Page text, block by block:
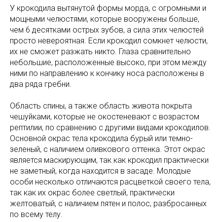
У крокодила вытянутой формы морда, с огромными и
мощными челюстями, которые вооружены больше,
чем 6 десятками острых зубов, а сила этих челюстей
просто невероятная. Если крокодил сомкнет челюсти,
их не сможет разжать никто. Глаза сравнительно
небольшие, расположенные высоко, при этом между
ними по направлению к кончику носа расположены в
два ряда гребни.
Область спины, а также область живота покрыта
чешуйками, которые не окостеневают с возрастом
рептилии, по сравнению с другими видами крокодилов.
Основной окрас тела крокодила бурый или темно-
зеленый, с наличием оливкового оттенка. Этот окрас
является маскирующим, так как крокодил практически
не заметный, когда находится в засаде. Молодые
особи несколько отличаются расцветкой своего тела,
так как их окрас более светлый, практически
желтоватый, с наличием пятен и полос, разбросанных
по всему телу.